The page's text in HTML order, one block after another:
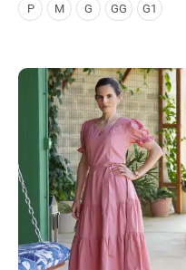
P M G GG G1